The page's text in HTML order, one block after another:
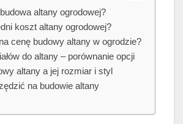
altany ogrodowej?
koszt altany ogrodowej?
cenę budowy altany w ogrodzie?
do altany – porównanie opcji
altany a jej rozmiar i styl
na budowie altany